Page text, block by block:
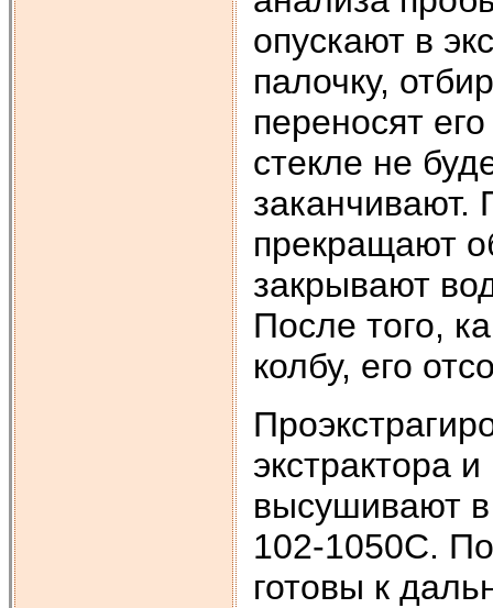
опускают в
палочку,
переносят
стекле не
заканчивают.
прекращают
закрывают
После того,
колбу, его
экстрактора
высушивают в
102-1050С.
готовы к